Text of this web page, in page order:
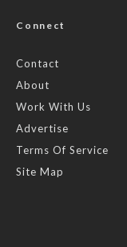
Connect
Contact
About
Work With Us
Advertise
Terms Of Service
Site Map